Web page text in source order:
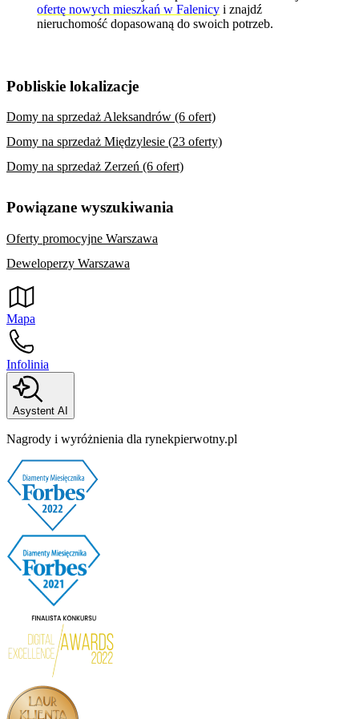
ofertę nowych mieszkań w Falenicy i znajdź
nieruchomość dopasowaną do swoich potrzeb.
Pobliskie lokalizacje
Domy na sprzedaż Aleksandrów (6 ofert)
Domy na sprzedaż Międzylesie (23 oferty)
Domy na sprzedaż Zerzeń (6 ofert)
Powiązane wyszukiwania
Oferty promocyjne Warszawa
Deweloperzy Warszawa
Mapa
Infolinia
Asystent AI
Nagrody i wyróżnienia dla rynekpierwotny.pl